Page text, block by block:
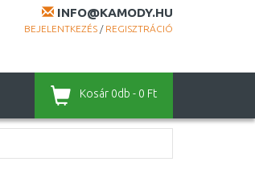
INFO@KAMODY.HU
BEJELENTKEZÉS / REGISZTRÁCIÓ
Kosár 0db - 0 Ft